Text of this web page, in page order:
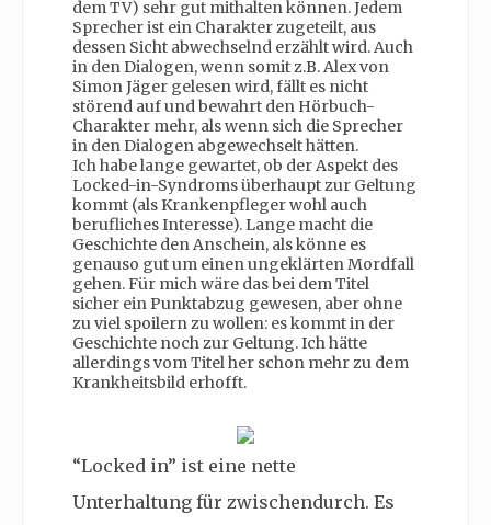
dem TV) sehr gut mithalten können. Jedem
Sprecher ist ein Charakter zugeteilt, aus
dessen Sicht abwechselnd erzählt wird. Auch
in den Dialogen, wenn somit z.B. Alex von
Simon Jäger gelesen wird, fällt es nicht
störend auf und bewahrt den Hörbuch-
Charakter mehr, als wenn sich die Sprecher
in den Dialogen abgewechselt hätten.
Ich habe lange gewartet, ob der Aspekt des
Locked-in-Syndroms überhaupt zur Geltung
kommt (als Krankenpfleger wohl auch
berufliches Interesse). Lange macht die
Geschichte den Anschein, als könne es
genauso gut um einen ungeklärten Mordfall
gehen. Für mich wäre das bei dem Titel
sicher ein Punktabzug gewesen, aber ohne
zu viel spoilern zu wollen: es kommt in der
Geschichte noch zur Geltung. Ich hätte
allerdings vom Titel her schon mehr zu dem
Krankheitsbild erhofft.
“Locked in” ist eine nette
Unterhaltung für zwischendurch. Es